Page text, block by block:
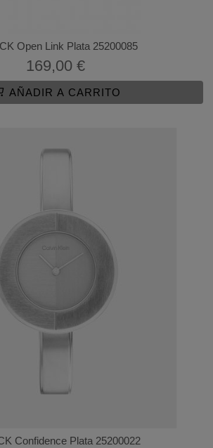
Open Link Plata 25200085
169,00 €
AÑADIR A CARRITO
Confidence Plata 25200022